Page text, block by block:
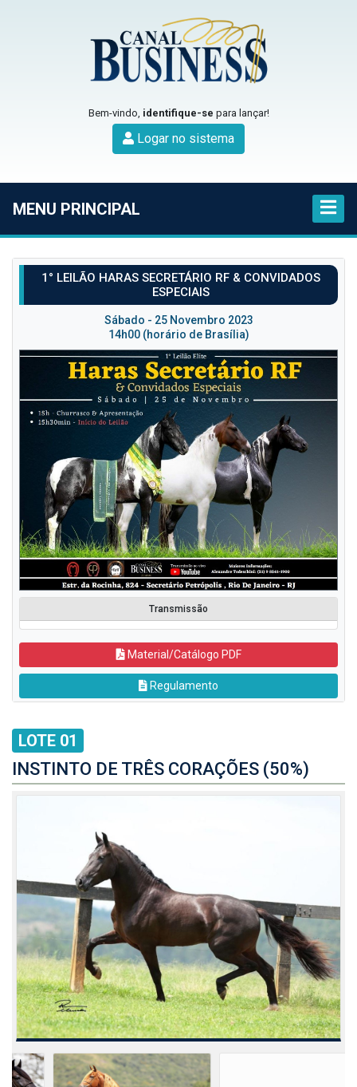
Bem-vindo, identifique-se para lançar!
Logar no sistema
MENU PRINCIPAL
1° LEILÃO HARAS SECRETÁRIO RF & CONVIDADOS
ESPECIAIS
Sábado - 25 Novembro 2023
14h00 (horário de Brasília)
Transmissão
Material/Catálogo PDF
Regulamento
LOTE 01
INSTINTO DE TRÊS CORAÇÕES (50%)